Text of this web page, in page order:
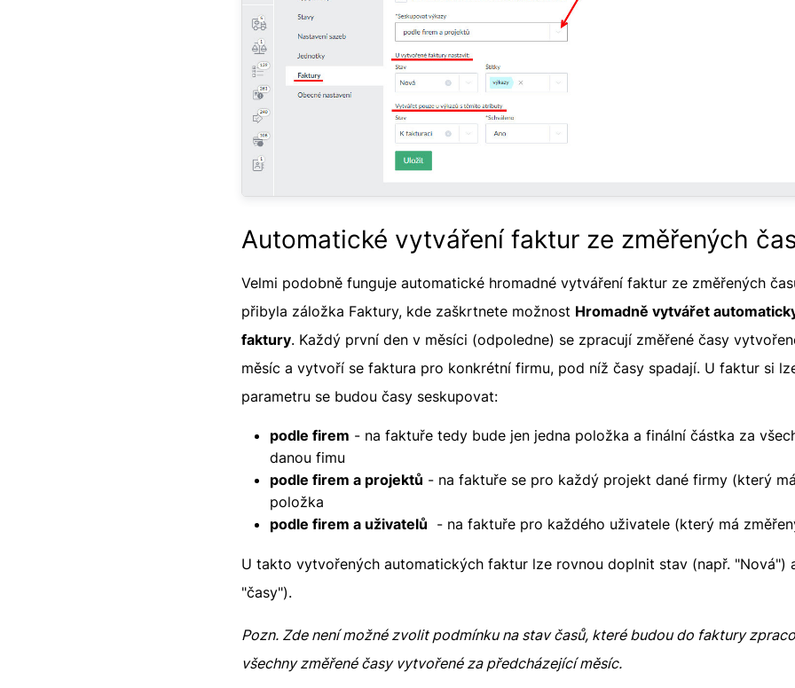
Automatické vytváření faktur ze změřených
Velmi podobně funguje automatické hromadné vytváření faktur ze změřených
přibyla záložka Faktury, kde zaškrtnete možnost Hromadně vytvářet
faktury. Každý první den v měsíci (odpoledne) se zpracují změřené časy
měsíc a vytvoří se faktura pro konkrétní firmu, pod níž časy spadají. U faktur si
parametru se budou časy seskupovat:
podle firem - na faktuře tedy bude jen jedna položka a finální částka za
danou fimu
podle firem a projektů - na faktuře se pro každý projekt dané firmy (který
položka
podle firem a uživatelů - na faktuře pro každého uživatele (který má
U takto vytvořených automatických faktur lze rovnou doplnit stav (např. "Nová")
"časy").
Pozn. Zde není možné zvolit podmínku na stav časů, které budou do faktury
všechny změřené časy vytvořené za předcházející měsíc.